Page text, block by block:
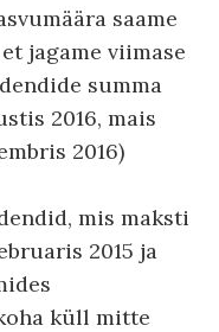
saame
jagame viimase
summa
2016, mais
2016)
mis maksti
2015 ja
küll mitte